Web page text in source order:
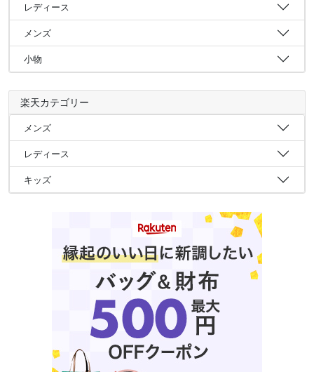
レディース
メンズ
小物
楽天カテゴリー
メンズ
レディース
キッズ